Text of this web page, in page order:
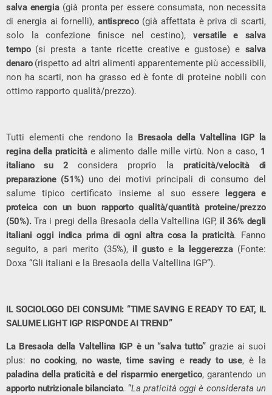
salva energia(già pronta per essere consumata, non necessita
di energia ai fornelli),antispreco(già affettata è priva di scarti,
solo la confezione finisce nel cestino), versatile e salva
tempo (si presta a tante ricette creative e gustose) e salva
denaro(rispetto ad altri alimenti apparentemente più accessibili,
non ha scarti, non ha grasso ed è fonte di proteine nobili con
ottimo rapporto qualità/prezzo).
Tutti elementi che rendono la Bresaola della Valtellina IGP la
regina della praticitàe alimento dalle mille virtù. Non a caso, 1
italiano su 2considera proprio lapraticità/velocità di
preparazione (51%)uno dei motivi principali di consumo del
salume tipico certificato insieme al suo essere
leggera e
proteica con un buon rapporto qualità/quantità proteine/prezzo
(50%). Tra i pregi della Bresaola della Valtellina IGP, il 36% degli
italiani oggi indica prima di ogni altra cosa la praticità. Fanno
seguito, a pari merito (35%), il gustoe la leggerezza(Fonte:
Doxa “Gli italiani e la Bresaola della Valtellina IGP”).
IL SOCIOLOGO DEI CONSUMI: “TIME SAVING E READY TO EAT, IL
SALUME LIGHT IGP RISPONDE AI TREND”
La Bresaola della Valtellina IGP è un “salva tutto”grazie ai suoi
plus:no cooking,no waste,time saving eready to use, è la
paladina della praticità e del risparmio energetico, garantendo un
apporto nutrizionale bilanciato. “La praticità oggi è considerata un